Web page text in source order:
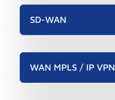
SD-WAN
WAN MPLS / IP VPN